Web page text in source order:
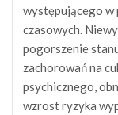
występującego w
czasowych.
pogorszenie
zachorowań na
psychicznego,
wzrost ryzyka